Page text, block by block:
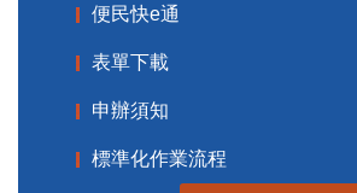
便民快e通
表單下載
申辦須知
標準化作業流程